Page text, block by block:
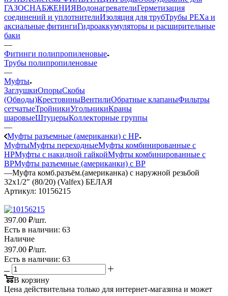
ГАЗОСНАБЖЕНИЯВодонагревателиГерметизация
соединений и уплотнителиИзоляция для трубТрубы PEXa и
аксиальные фитингиГидроаккумуляторы и расширительные
баки
—
Фитинги полипропиленовые
Трубы полипропиленовые
—
Муфты
ЗаглушкиОпорыСкобы
(Обводы)КрестовиныВентилиОбратные клапаныФильтры
сетчатыеТройникиУгольникиКраны
шаровыеШтуцерыКоллекторные группы
—
Муфты разъемные (американки) с НР
МуфтыМуфты переходныеМуфты комбинированные с
НРМуфты с накидной гайкойМуфты комбинированные с
ВРМуфты разъемные (американки) с ВР
—Муфта комб.разъём.(американка) с наружной резьбой
32x1/2" (80/20) (Valfex) БЕЛАЯ
Артикул: 10156215
397.00 ₽/шт.
Есть в наличии: 63
Наличие
397.00 ₽/шт.
Есть в наличии: 63
В корзину
Цена действительна только для интернет-магазина и может